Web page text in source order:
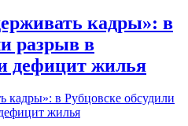
кадры»: в
разрыв в
дефицит жилья